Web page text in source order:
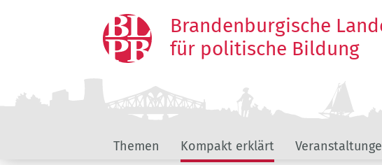
Brandenburgische
für politische Bildung
Hauptnavigation
Themen Kompakt erklärt